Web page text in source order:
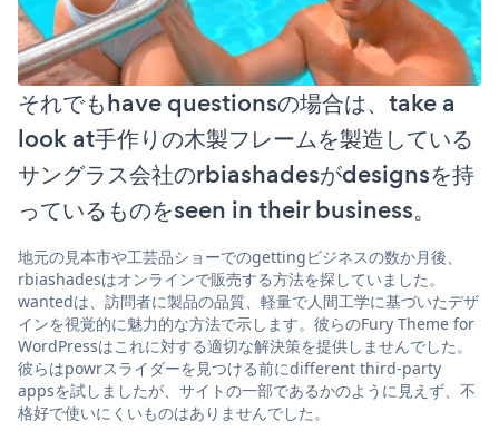
それでもhave questionsの場合は、take a
look at手作りの木製フレームを製造している
サングラス会社のrbiashadesがdesignsを持
っているものをseen in their business。
地元の見本市や工芸品ショーでのgettingビジネスの数か月後、
rbiashadesはオンラインで販売する方法を探していました。
wantedは、訪問者に製品の品質、軽量で人間工学に基づいたデザ
インを視覚的に魅力的な方法で示します。彼らのFury Theme for
WordPressはこれに対する適切な解決策を提供しませんでした。
彼らはpowrスライダーを見つける前にdifferent third-party
appsを試しましたが、サイトの一部であるかのように見えず、不
格好で使いにくいものはありませんでした。